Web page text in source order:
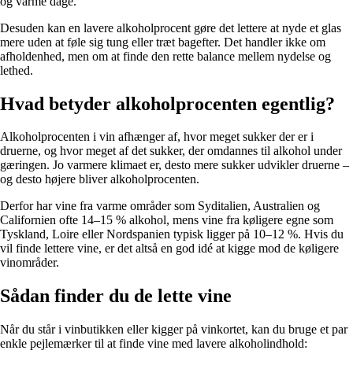
Desuden kan en lavere alkoholprocent gøre det lettere at nyde et glas
mere uden at føle sig tung eller træt bagefter. Det handler ikke om
afholdenhed, men om at finde den rette balance mellem nydelse og
lethed.
Hvad betyder alkoholprocenten egentlig?
Alkoholprocenten i vin afhænger af, hvor meget sukker der er i
druerne, og hvor meget af det sukker, der omdannes til alkohol under
gæringen. Jo varmere klimaet er, desto mere sukker udvikler druerne –
og desto højere bliver alkoholprocenten.
Derfor har vine fra varme områder som Syditalien, Australien og
Californien ofte 14–15 % alkohol, mens vine fra køligere egne som
Tyskland, Loire eller Nordspanien typisk ligger på 10–12 %. Hvis du
vil finde lettere vine, er det altså en god idé at kigge mod de køligere
vinområder.
Sådan finder du de lette vine
Når du står i vinbutikken eller kigger på vinkortet, kan du bruge et par
enkle pejlemærker til at finde vine med lavere alkoholindhold: